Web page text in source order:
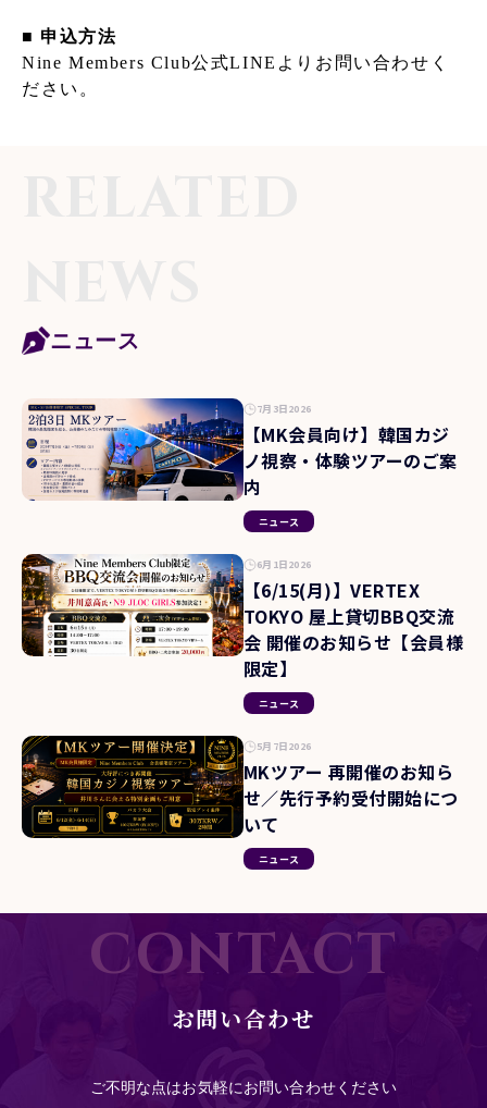
■ 申込方法
Nine Members Club公式LINEよりお問い合わせく
ださい。
ニュース
7月3日2026
【MK会員向け】韓国カジ
ノ視察・体験ツアーのご案
内
ニュース
6月1日2026
【6/15(月)】VERTEX
TOKYO 屋上貸切BBQ交流
会 開催のお知らせ【会員様
限定】
ニュース
5月7日2026
MKツアー 再開催のお知ら
せ／先行予約受付開始につ
いて
ニュース
CONTACT
お問い合わせ
ご不明な点はお気軽にお問い合わせください